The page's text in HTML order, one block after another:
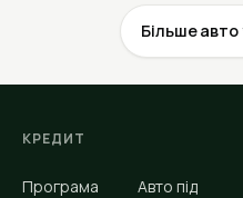
Більше авто
КРЕДИТ
Програма
Авто під